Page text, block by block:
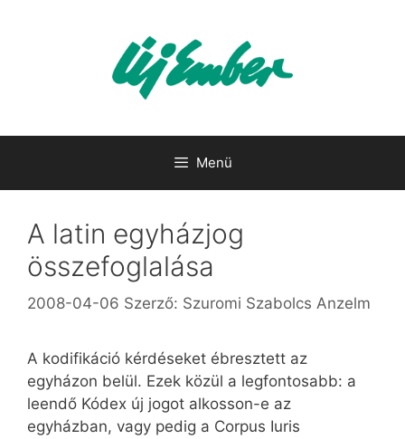
Menü
A latin egyházjog
összefoglalása
2008-04-06 Szerző: Szuromi Szabolcs Anzelm
A kodifikáció kérdéseket ébresztett az
egyházon belül. Ezek közül a legfontosabb: a
leendő Kódex új jogot alkosson-e az
egyházban, vagy pedig a Corpus Iuris